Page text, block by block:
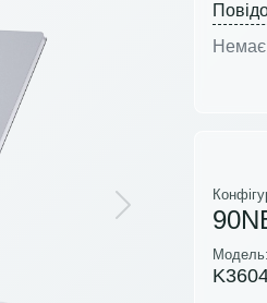
Next
Немає
Модель: